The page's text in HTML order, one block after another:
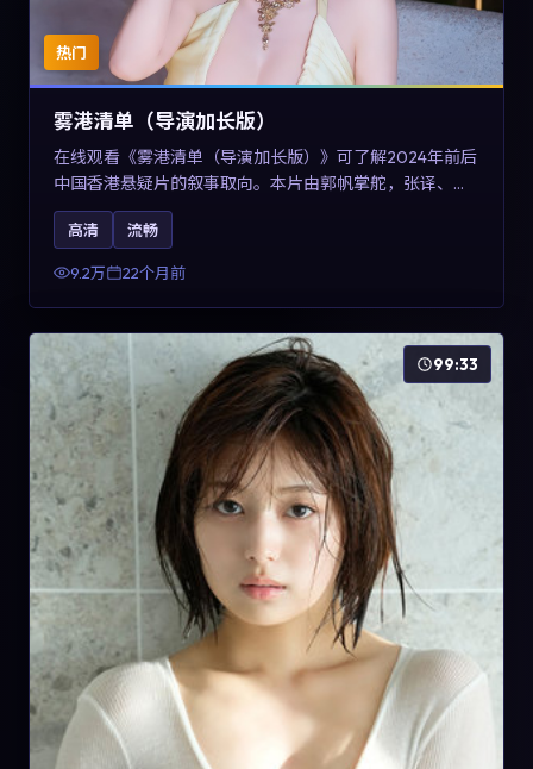
热门
雾港清单（导演加长版）
在线观看《雾港清单（导演加长版）》可了解2024年前后
中国香港悬疑片的叙事取向。本片由郭帆掌舵，张译、王
景春与咏梅主演，情节通过音乐与声音设计强化情绪张
力，兼具娱乐性与讨论空间，适合作为片单补充与类型对
比参考。
高清 流畅
9.2万 22个月前
99:33